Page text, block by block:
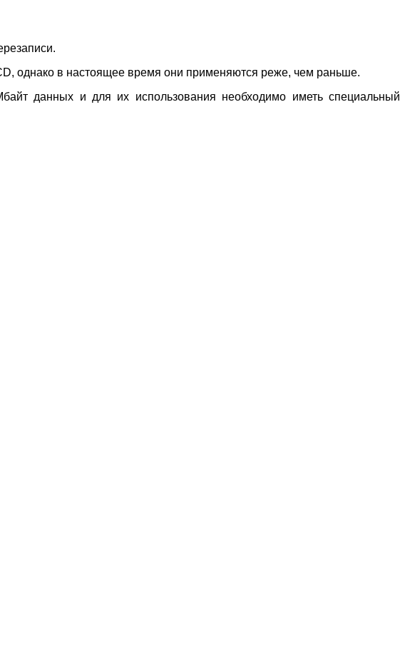
однако в настоящее время они применяются реже, чем раньше.
данных и для их использования необходимо иметь специальный